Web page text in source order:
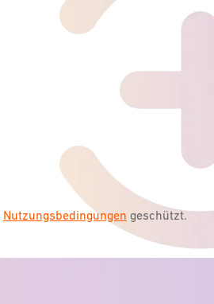
Nutzungsbedingungen geschützt.